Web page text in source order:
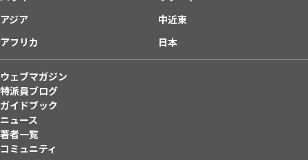
アジア
中近東
アフリカ
日本
ウェブマガジン
特派員ブログ
ガイドブック
ニュース
著者一覧
コミュニティ